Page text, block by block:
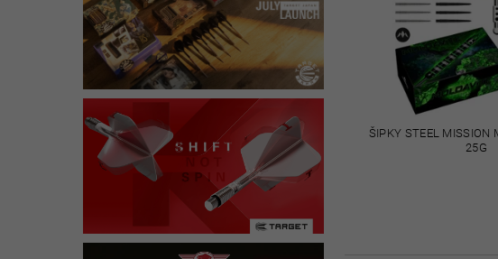
ŠIPKY STEEL MISSION
25G